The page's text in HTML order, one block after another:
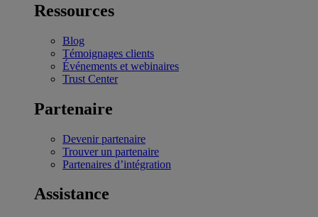
Ressources
Blog
Témoignages clients
Événements et webinaires
Trust Center
Partenaire
Devenir partenaire
Trouver un partenaire
Partenaires d’intégration
Assistance